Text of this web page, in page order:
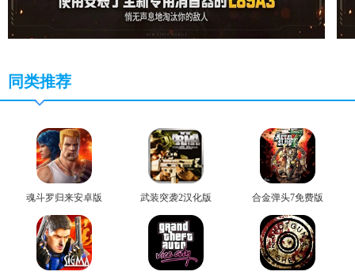
同类推荐
魂斗罗归来安卓版 武装突袭2汉化版 合金弹头7免费版